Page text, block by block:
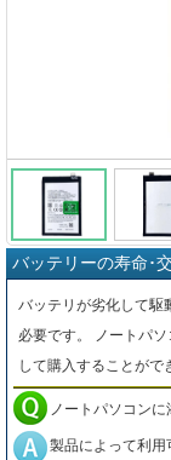
バッテリーの寿命･
バッテリが劣化して駆
必要です。 ノートパ
して購入することがで
ノートパソコン
製品によって利用